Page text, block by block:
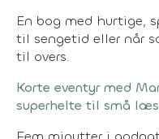
En bog med hurtige,
til sengetid eller når
til overs.
Korte eventyr med
superhelte til små